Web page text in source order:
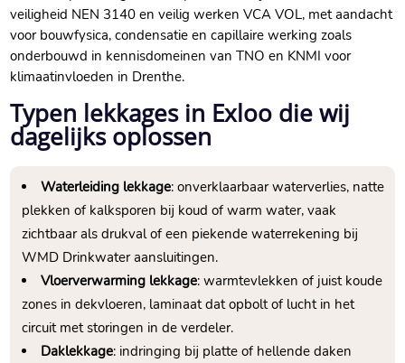
veiligheid NEN 3140 en veilig werken VCA VOL, met aandacht
voor bouwfysica, condensatie en capillaire werking zoals
onderbouwd in kennisdomeinen van TNO en KNMI voor
klimaatinvloeden in Drenthe.​
Typen lekkages in Exloo die wij
dagelijks oplossen
Waterleiding lekkage: onverklaarbaar waterverlies, natte
plekken of kalksporen bij koud of warm water, vaak
zichtbaar als drukval of een piekende waterrekening bij
WMD Drinkwater aansluitingen.​
Vloerverwarming lekkage: warmtevlekken of juist koude
zones in dekvloeren, laminaat dat opbolt of lucht in het
circuit met storingen in de verdeler.​
Daklekkage: indringing bij platte of hellende daken